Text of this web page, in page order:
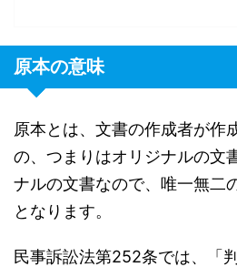
原本の意味
原本とは、文書の作成者が作
の、つまりはオリジナルの文
ナルの文書なので、唯一無二
となります。
民事訴訟法第252条では、「